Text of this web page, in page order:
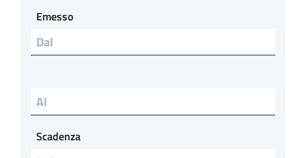
Emesso
Emesso al
Scadenza